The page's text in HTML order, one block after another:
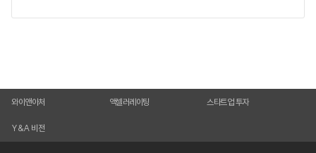
와이앤아처 액셀러레이팅 스타트업 투자
Y&A 비전